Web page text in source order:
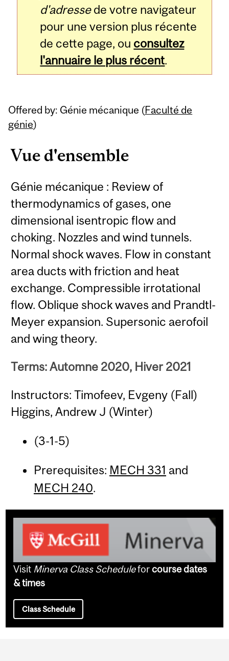
d'adressede votre navigateur
pour une version plus récente
de cette page, ou consultez
l'annuaire le plus récent.
Offered by: Génie mécanique (Faculté de
génie)
Vue d'ensemble
Génie mécanique : Review of
thermodynamics of gases, one
dimensional isentropic flow and
choking. Nozzles and wind tunnels.
Normal shock waves. Flow in constant
area ducts with friction and heat
exchange. Compressible irrotational
flow. Oblique shock waves and Prandtl-
Meyer expansion. Supersonic aerofoil
and wing theory.
Terms: Automne 2020, Hiver 2021
Instructors: Timofeev, Evgeny (Fall)
Higgins, Andrew J (Winter)
(3-1-5)
Prerequisites: MECH 331 and
MECH 240.
Visit Minerva Class Scheduleforcourse dates
& times
Class Schedule